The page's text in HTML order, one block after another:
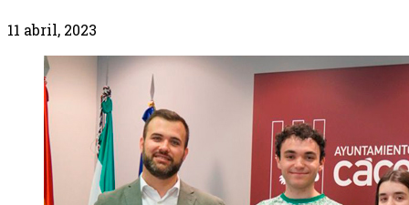
11 abril, 2023